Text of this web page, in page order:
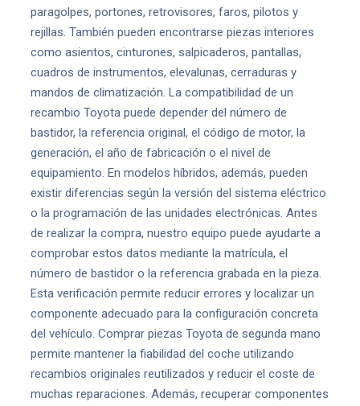
paragolpes, portones, retrovisores, faros, pilotos y
rejillas. También pueden encontrarse piezas interiores
como asientos, cinturones, salpicaderos, pantallas,
cuadros de instrumentos, elevalunas, cerraduras y
mandos de climatización. La compatibilidad de un
recambio Toyota puede depender del número de
bastidor, la referencia original, el código de motor, la
generación, el año de fabricación o el nivel de
equipamiento. En modelos híbridos, además, pueden
existir diferencias según la versión del sistema eléctrico
o la programación de las unidades electrónicas. Antes
de realizar la compra, nuestro equipo puede ayudarte a
comprobar estos datos mediante la matrícula, el
número de bastidor o la referencia grabada en la pieza.
Esta verificación permite reducir errores y localizar un
componente adecuado para la configuración concreta
del vehículo. Comprar piezas Toyota de segunda mano
permite mantener la fiabilidad del coche utilizando
recambios originales reutilizados y reducir el coste de
muchas reparaciones. Además, recuperar componentes